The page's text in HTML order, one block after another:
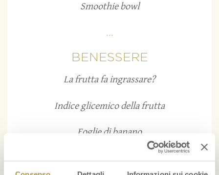
Smoothie bowl
...
BENESSERE
La frutta fa ingrassare?
Indice glicemico della frutta
Foglie di banano
...